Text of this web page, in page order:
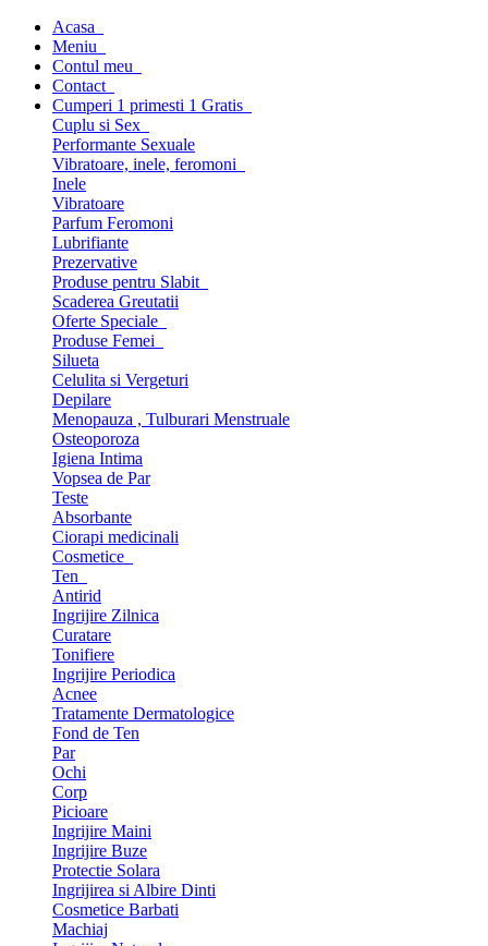
Acasa
Meniu
Contul meu
Contact
Cumperi 1 primesti 1 Gratis
Cuplu si Sex
Performante Sexuale
Vibratoare, inele, feromoni
Inele
Vibratoare
Parfum Feromoni
Lubrifiante
Prezervative
Produse pentru Slabit
Scaderea Greutatii
Oferte Speciale
Produse Femei
Silueta
Celulita si Vergeturi
Depilare
Menopauza , Tulburari Menstruale
Osteoporoza
Igiena Intima
Vopsea de Par
Teste
Absorbante
Ciorapi medicinali
Cosmetice
Ten
Antirid
Ingrijire Zilnica
Curatare
Tonifiere
Ingrijire Periodica
Acnee
Tratamente Dermatologice
Fond de Ten
Par
Ochi
Corp
Picioare
Ingrijire Maini
Ingrijire Buze
Protectie Solara
Ingrijirea si Albire Dinti
Cosmetice Barbati
Machiaj